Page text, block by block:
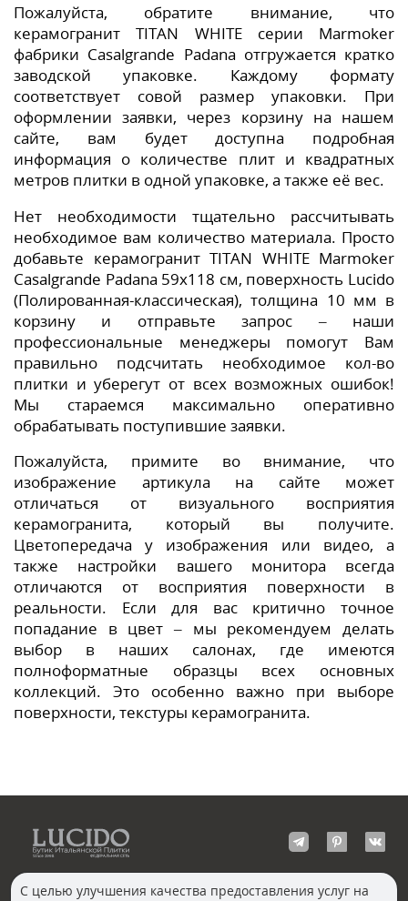
Пожалуйста, обратите внимание, что
керамогранит TITAN WHITE серии Marmoker
фабрики Casalgrande Padana отгружается кратко
заводской упаковке. Каждому формату
соответствует совой размер упаковки. При
оформлении заявки, через корзину на нашем
сайте, вам будет доступна подробная
информация о количестве плит и квадратных
метров плитки в одной упаковке, а также её вес.
Нет необходимости тщательно рассчитывать
необходимое вам количество материала. Просто
добавьте керамогранит TITAN WHITE Marmoker
Casalgrande Padana 59x118 см, поверхность Lucido
(Полированная-классическая), толщина 10 мм в
корзину и отправьте запрос – наши
профессиональные менеджеры помогут Вам
правильно подсчитать необходимое кол-во
плитки и уберегут от всех возможных ошибок!
Мы стараемся максимально оперативно
обрабатывать поступившие заявки.
Пожалуйста, примите во внимание, что
изображение артикула на сайте может
отличаться от визуального восприятия
керамогранита, который вы получите.
Цветопередача у изображения или видео, а
также настройки вашего монитора всегда
отличаются от восприятия поверхности в
реальности. Если для вас критично точное
попадание в цвет – мы рекомендуем делать
выбор в наших салонах, где имеются
полноформатные образцы всех основных
коллекций. Это особенно важно при выборе
поверхности, текстуры керамогранита.
С целью улучшения качества предоставления услуг на